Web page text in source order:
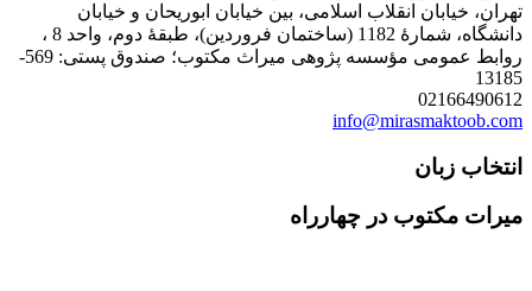
تهران، خیابان انقلاب اسلامی، بین خیابان ابوریحان و خیابان
دانشگاه، شمارۀ 1182 (ساختمان فروردین)، طبقۀ دوم، واحد 8 ،
روابط عمومی مؤسسه پژوهی میراث مکتوب؛ صندوق پستی: 569-
13185
02166490612
info@mirasmaktoob.com
انتخاب زبان
میرات مکتوب در چهارراه